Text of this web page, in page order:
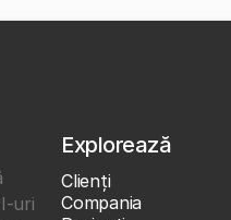
uri
Explorează
Clienţi
Compania